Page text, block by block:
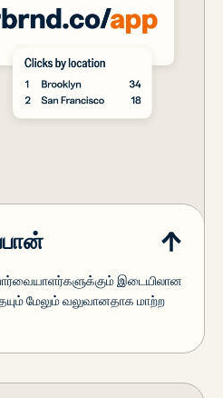
இடையிலான
மேலும் வலுவானதாக மாற்ற